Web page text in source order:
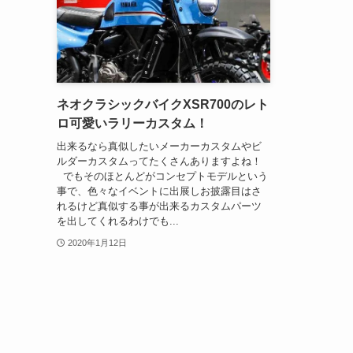
ネオクラシックバイクXSR700のレト
ロ可愛いラリーカスタム！
出来るなら真似したいメーカーカスタムやビ
ルダーカスタムってたくさんありますよね！
でもそのほとんどがコンセプトモデルという
事で、色々なイベントに出展しお披露目はさ
れるけど真似する事が出来るカスタムパーツ
を出してくれるわけでも...
2020年1月12日